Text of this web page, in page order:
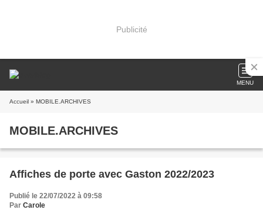
Publicité
MENU
Accueil » MOBILE.ARCHIVES
MOBILE.ARCHIVES
Affiches de porte avec Gaston 2022/2023
Publié le 22/07/2022 à 09:58
Par Carole